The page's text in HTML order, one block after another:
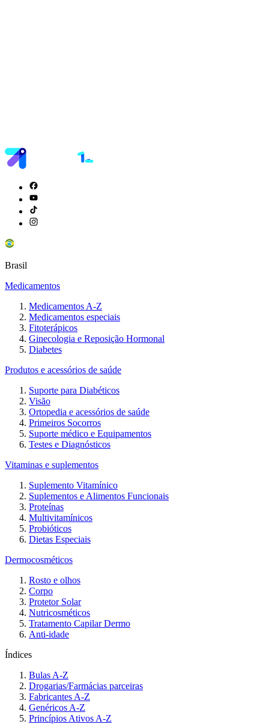
Brasil
Medicamentos
Medicamentos A-Z
Medicamentos especiais
Fitoterápicos
Ginecologia e Reposição Hormonal
Diabetes
Produtos e acessórios de saúde
Suporte para Diabéticos
Visão
Ortopedia e acessórios de saúde
Primeiros Socorros
Suporte médico e Equipamentos
Testes e Diagnósticos
Vitaminas e suplementos
Suplemento Vitamínico
Suplementos e Alimentos Funcionais
Proteínas
Multivitamínicos
Probióticos
Dietas Especiais
Dermocosméticos
Rosto e olhos
Corpo
Protetor Solar
Nutricosméticos
Tratamento Capilar Dermo
Anti-idade
Índices
Bulas A-Z
Drogarias/Farmácias parceiras
Fabricantes A-Z
Genéricos A-Z
Princípios Ativos A-Z